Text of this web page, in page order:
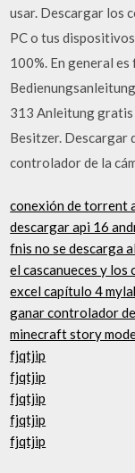
usar. Descargar los
PC o tus
100%. En general
313 Anleitung
Besitzer. Descargar
controlador de la
conexión de torrent
descargar api 16
fnis no se descarga
el cascanueces y
excel capítulo 4
ganar controlador
minecraft story
fjqtjip
fjqtjip
fjqtjip
fjqtjip
fjqtjip